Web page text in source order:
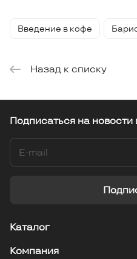
Введение в кофе
Назад к списку
Подписаться на новости
Каталог
Компания